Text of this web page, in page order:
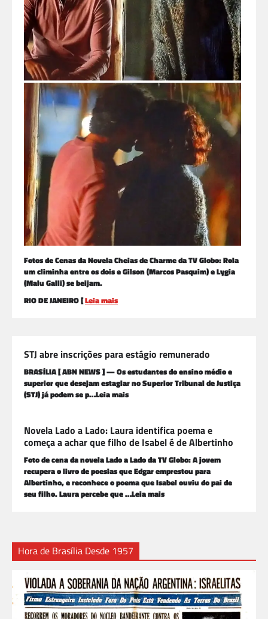
Fotos de Cenas da Novela Cheias de Charme da TV Globo: Rola
um climinha entre os dois e Gilson (Marcos Pasquim) e Lygia
(Malu Galli) se beijam.
RIO DE JANEIRO [Leia mais
STJ abre inscrições para estágio remunerado
BRASÍLIA [ ABN NEWS ] — Os estudantes do ensino médio e
superior que desejam estagiar no Superior Tribunal de Justiça
(STJ) já podem se p…Leia mais
Novela Lado a Lado: Laura identifica poema e
começa a achar que filho de Isabel é de Albertinho
Foto de cena da novela Lado a Lado da TV Globo: A jovem
recupera o livro de poesias que Edgar emprestou para
Albertinho, e reconhece o poema que Isabel ouviu do pai de
seu filho. Laura percebe que …Leia mais
Hora de Brasília Desde 1957